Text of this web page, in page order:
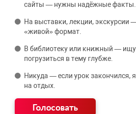
сайты — нужны надёжные факты.
На выставки, лекции, экскурсии
«живой» формат.
В библиотеку или книжный — ищу
погрузиться в тему глубже.
Никуда — если урок закончился,
на отдых.